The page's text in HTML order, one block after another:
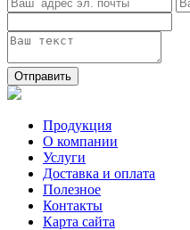
Отправить
Продукция
О компании
Услуги
Доставка и оплата
Полезное
Контакты
Карта сайта